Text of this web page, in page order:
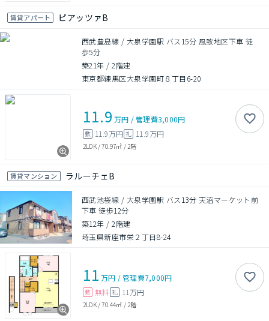
賃貸アパート ピアッツァB
西武豊島線 / 大泉学園駅 バス15分 風致地区下車 徒
歩5分
築21年 /2階建
東京都練馬区大泉学園町８丁目6-20
11.9 万円 /管理費3,000円
敷 11.9万円 礼 11.9万円
2LDK/70.97㎡ / 2階
賃貸マンション ラルーチェB
西武池袋線 / 大泉学園駅 バス13分 天沼マーケット前
下車 徒歩12分
築12年 /2階建
埼玉県新座市栄２丁目8-24
11 万円 /管理費7,000円
敷 無料 礼 11万円
2LDK/70.44㎡ / 2階